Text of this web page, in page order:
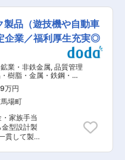
ラインナッ
車・工作
してお
す。今後
らえる会
使ってい
日126日や
視実して
る体制が
の定める業務
一のクラッ
産業用/自動
をおこなっ
がら、新
ーなどの
り、新分
品を量産
5年後10年
わってい
アシス
ームの機
計、試験、
いずれか
っていた
製品（遊技機や自動車
企業／福利厚生充実◎
業・非鉄金属, 品質管理
・樹脂・金属・鉄鋼・ガ
質保証・監査（加工成型
属・鉄鋼・ガラスな
万円
場町
家族手当
型設計製
貫して製